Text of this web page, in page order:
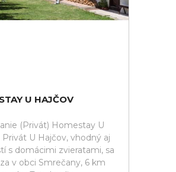
U HAJČOV
(Privát) Homestay U
Privát U Hajčov, vhodný aj
s domácimi zvieratami, sa
v obci Smrečany, 6 km